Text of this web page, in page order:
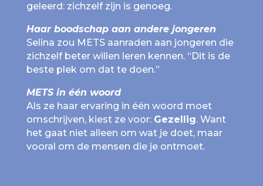
geleerd: zichzelf zijn is genoeg.
Haar boodschap aan andere jongeren
Selina zou METS aanraden aan jongeren die
zichzelf beter willen leren kennen. “Dit is de
beste plek om dat te doen.”
METS in één woord
Als ze haar ervaring in één woord moet
omschrijven, kiest ze voor: Gezellig. Want
het gaat niet alleen om wat je doet, maar
vooral om de mensen die je ontmoet.